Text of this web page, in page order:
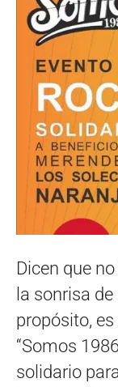
Dicen que
la sonrisa
propósito,
“Somos
solidario